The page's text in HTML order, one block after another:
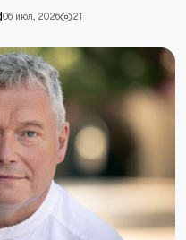
06 июл., 2026 21